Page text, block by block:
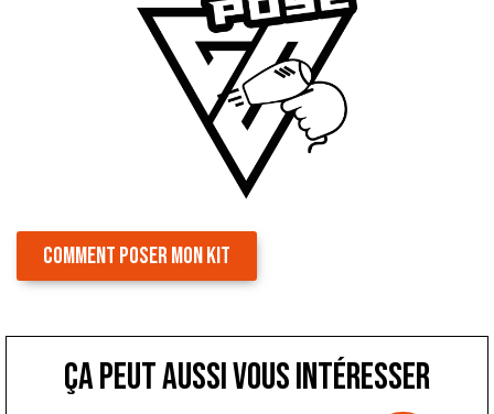
COMMENT POSER MON KIT
ça peut aussi vous intéresser